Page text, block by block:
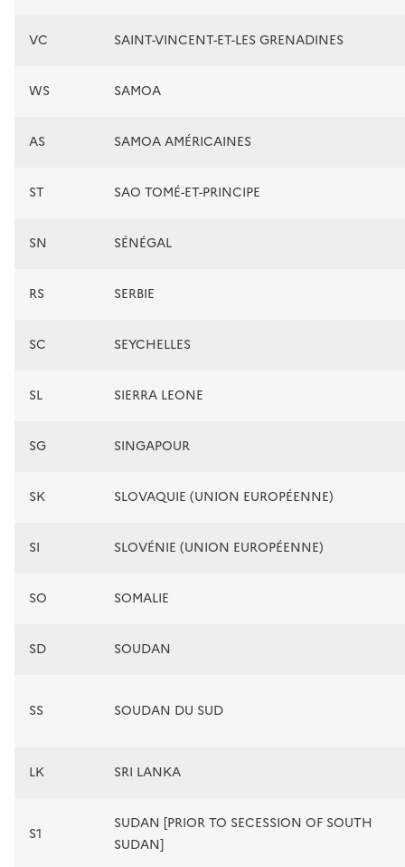
VC SAINT-VINCENT-ET-LES GRENADINES
WS SAMOA
AS SAMOA AMÉRICAINES
ST SAO TOMÉ-ET-PRINCIPE
SN SÉNÉGAL
RS SERBIE
SC SEYCHELLES
SL SIERRA LEONE
SG SINGAPOUR
SK SLOVAQUIE (UNION EUROPÉENNE)
SI SLOVÉNIE (UNION EUROPÉENNE)
SO SOMALIE
SD SOUDAN
SS SOUDAN DU SUD
LK SRI LANKA
S1
SUDAN [PRIOR TO SECESSION OF SOUTH
SUDAN]